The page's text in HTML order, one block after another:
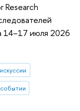
Research
14–17 июля 2026